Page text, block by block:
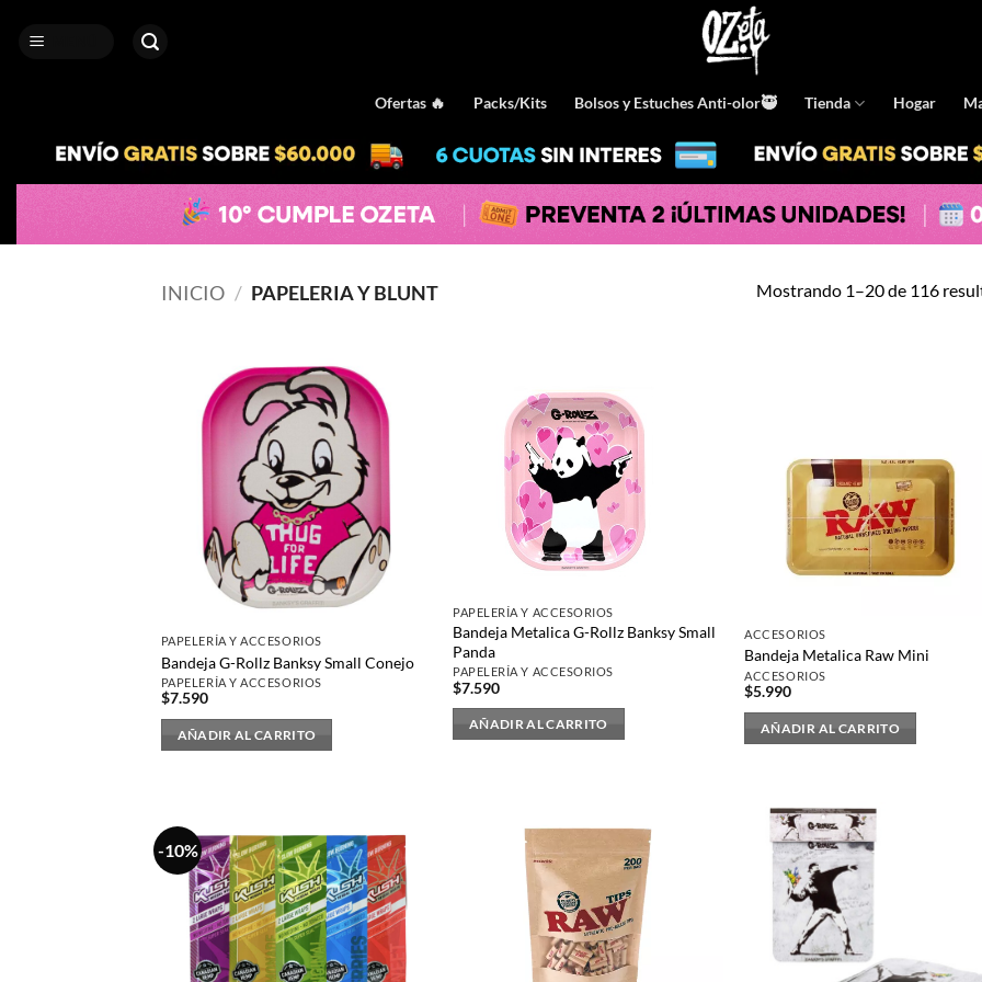
Ofertas 🔥 Packs/Kits Bolsos y Estuches Anti-olor🥷 Tienda Hogar
INICIO / PAPELERIA Y BLUNT Mostrando 1–20 de 116
PAPELERÍA Y ACCESORIOS
Bandeja G-Rollz Banksy Small Conejo
PAPELERÍA Y ACCESORIOS
$7.590
AÑADIR AL CARRITO
PAPELERÍA Y ACCESORIOS
Bandeja Metalica G-Rollz Banksy Small
Panda
PAPELERÍA Y ACCESORIOS
$7.590
AÑADIR AL CARRITO
ACCESORIOS
Bandeja Metalica Raw Mini
ACCESORIOS
$5.990
AÑADIR AL CARRITO
-10%